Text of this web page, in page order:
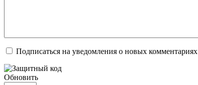
Подписаться на уведомления о новых комментариях
Обновить